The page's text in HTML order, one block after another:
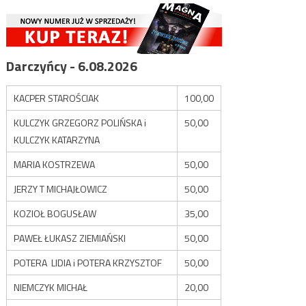
Darczyńcy - 6.08.2026
KACPER STAROŚCIAK
100,00
KULCZYK GRZEGORZ POLIŃSKA i
KULCZYK KATARZYNA
50,00
MARIA KOSTRZEWA
50,00
JERZY T MICHAJŁOWICZ
50,00
KOZIOŁ BOGUSŁAW
35,00
PAWEŁ ŁUKASZ ZIEMIAŃSKI
50,00
POTERA LIDIA i POTERA KRZYSZTOF
50,00
NIEMCZYK MICHAŁ
20,00